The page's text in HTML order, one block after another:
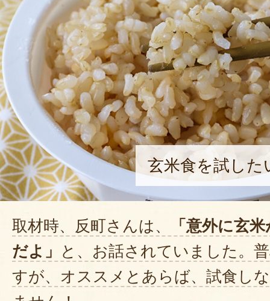
玄米食を試し
取材時、反町さんは、
「意外に玄
だよ」
と、お話されていました。
すが、オススメとあらば、試食し